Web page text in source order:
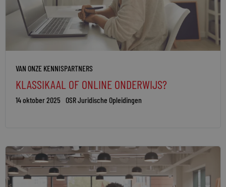
VAN ONZE KENNISPARTNERS
KLASSIKAAL OF ONLINE ONDERWIJS?
14 oktober 2025 OSR Juridische Opleidingen